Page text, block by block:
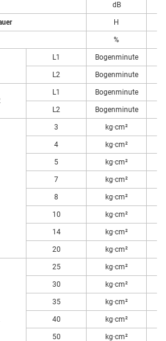
dB
H
%
L1 Bogenminute
L2 Bogenminute
L1 Bogenminute
L2 Bogenminute
3 kg·cm²
4 kg·cm²
5 kg·cm²
7 kg·cm²
8 kg·cm²
10 kg·cm²
14 kg·cm²
20 kg·cm²
25 kg·cm²
30 kg·cm²
35 kg·cm²
40 kg·cm²
50 kg·cm²